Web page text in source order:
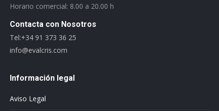
Horario comercial: 8.00 a 20.00 h
Contacta con Nosotros
Tel:+34 91 373 36 25
info@evalcris.com
Información legal
Aviso Legal